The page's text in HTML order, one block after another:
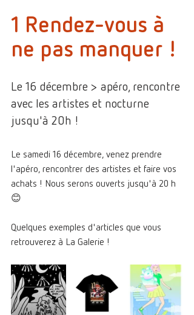
1 Rendez-vous à
ne pas manquer !
Le 16 décembre > apéro, rencontre
avec les artistes et nocturne
jusqu'à 20h !
Le samedi 16 décembre, venez prendre
l'apéro, rencontrer des artistes et faire vos
achats ! Nous serons ouverts jusqu'à 20 h
😊
Quelques exemples d'articles que vous
retrouverez à La Galerie !